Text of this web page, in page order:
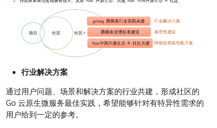
行业解决方案
通过用户问题、场景和解决方案的行业共建，形成社区的
Go 云原生微服务最佳实践，希望能够针对有特异性需求的
用户给到一定的参考。